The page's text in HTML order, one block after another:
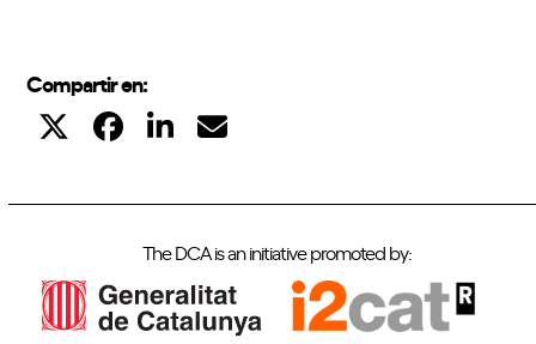
Compartir en:
The DCA is an initiative promoted by: